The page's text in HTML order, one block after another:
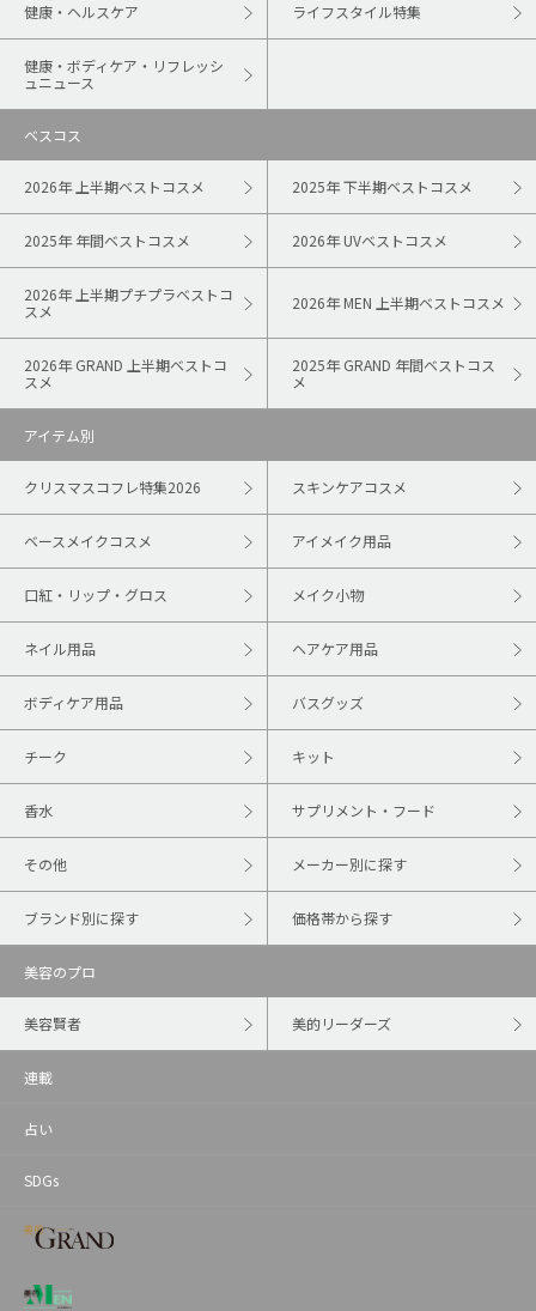
健康・ヘルスケア ライフスタイル特集
健康・ボディケア・リフレッシ
ュニュース
ベスコス
2026年 上半期ベストコスメ 2025年 下半期ベストコスメ
2025年 年間ベストコスメ 2026年 UVベストコスメ
2026年 上半期プチプラベストコ
スメ
2026年 MEN 上半期ベストコスメ
2026年 GRAND 上半期ベストコ
スメ
2025年 GRAND 年間ベストコス
メ
アイテム別
クリスマスコフレ特集2026 スキンケアコスメ
ベースメイクコスメ アイメイク用品
口紅・リップ・グロス メイク小物
ネイル用品 ヘアケア用品
ボディケア用品 バスグッズ
チーク キット
香水 サプリメント・フード
その他 メーカー別に探す
ブランド別に探す 価格帯から探す
美容のプロ
美容賢者 美的リーダーズ
連載
占い
SDGs